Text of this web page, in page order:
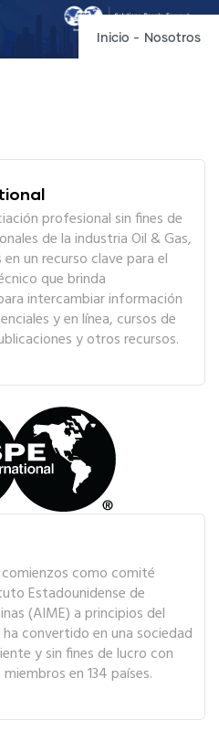
Inicio - Nosotros
profesional sin fines de
de la industria Oil & Gas,
un recurso clave para el
que brinda
intercambiar información
y en línea, cursos de
y otros recursos.
como comité
Estadounidense de
(AIME) a principios del
ha convertido en una sociedad
y sin fines de lucro con
en 134 países.